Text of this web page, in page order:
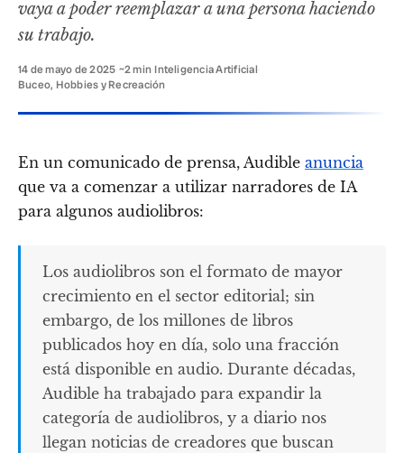
vaya a poder reemplazar a una persona haciendo
su trabajo.
14 de mayo de 2025 ~2 min Inteligencia Artificial
Buceo, Hobbies y Recreación
En un comunicado de prensa, Audible anuncia
que va a comenzar a utilizar narradores de IA
para algunos audiolibros:
Los audiolibros son el formato de mayor
crecimiento en el sector editorial; sin
embargo, de los millones de libros
publicados hoy en día, solo una fracción
está disponible en audio. Durante décadas,
Audible ha trabajado para expandir la
categoría de audiolibros, y a diario nos
llegan noticias de creadores que buscan